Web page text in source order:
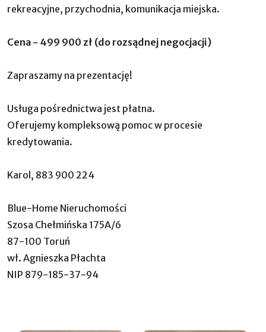
rekreacyjne, przychodnia, komunikacja miejska.
Cena - 499 900 zł (do rozsądnej negocjacji)
Zapraszamy na prezentację!
Usługa pośrednictwa jest płatna.
Oferujemy kompleksową pomoc w procesie
kredytowania.
Karol, 883 900 224
Blue-Home Nieruchomości
Szosa Chełmińska 175A/6
87-100 Toruń
wł. Agnieszka Płachta
NIP 879-185-37-94